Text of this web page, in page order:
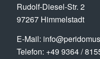
Rudolf-Diesel-Str. 2
97267 Himmelstadt
E-Mail:
Telefon: +49 9364 /